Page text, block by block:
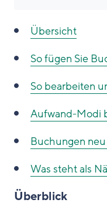
Übersicht
So fügen Sie
So bearbeiten
Aufwand-Modi
Buchungen
Was steht als
Überblick